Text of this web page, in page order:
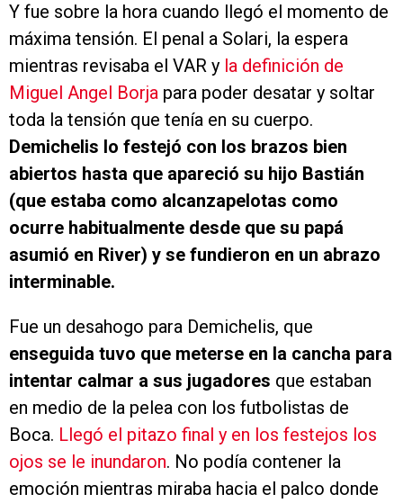
Y fue sobre la hora cuando llegó el momento de
máxima tensión. El penal a Solari, la espera
mientras revisaba el VAR y la definición de
Miguel Angel Borja para poder desatar y soltar
toda la tensión que tenía en su cuerpo.
Demichelis lo festejó con los brazos bien
abiertos hasta que apareció su hijo Bastián
(que estaba como alcanzapelotas como
ocurre habitualmente desde que su papá
asumió en River) y se fundieron en un abrazo
interminable.
Fue un desahogo para Demichelis, que
enseguida tuvo que meterse en la cancha para
intentar calmar a sus jugadores que estaban
en medio de la pelea con los futbolistas de
Boca. Llegó el pitazo final y en los festejos los
ojos se le inundaron. No podía contener la
emoción mientras miraba hacia el palco donde